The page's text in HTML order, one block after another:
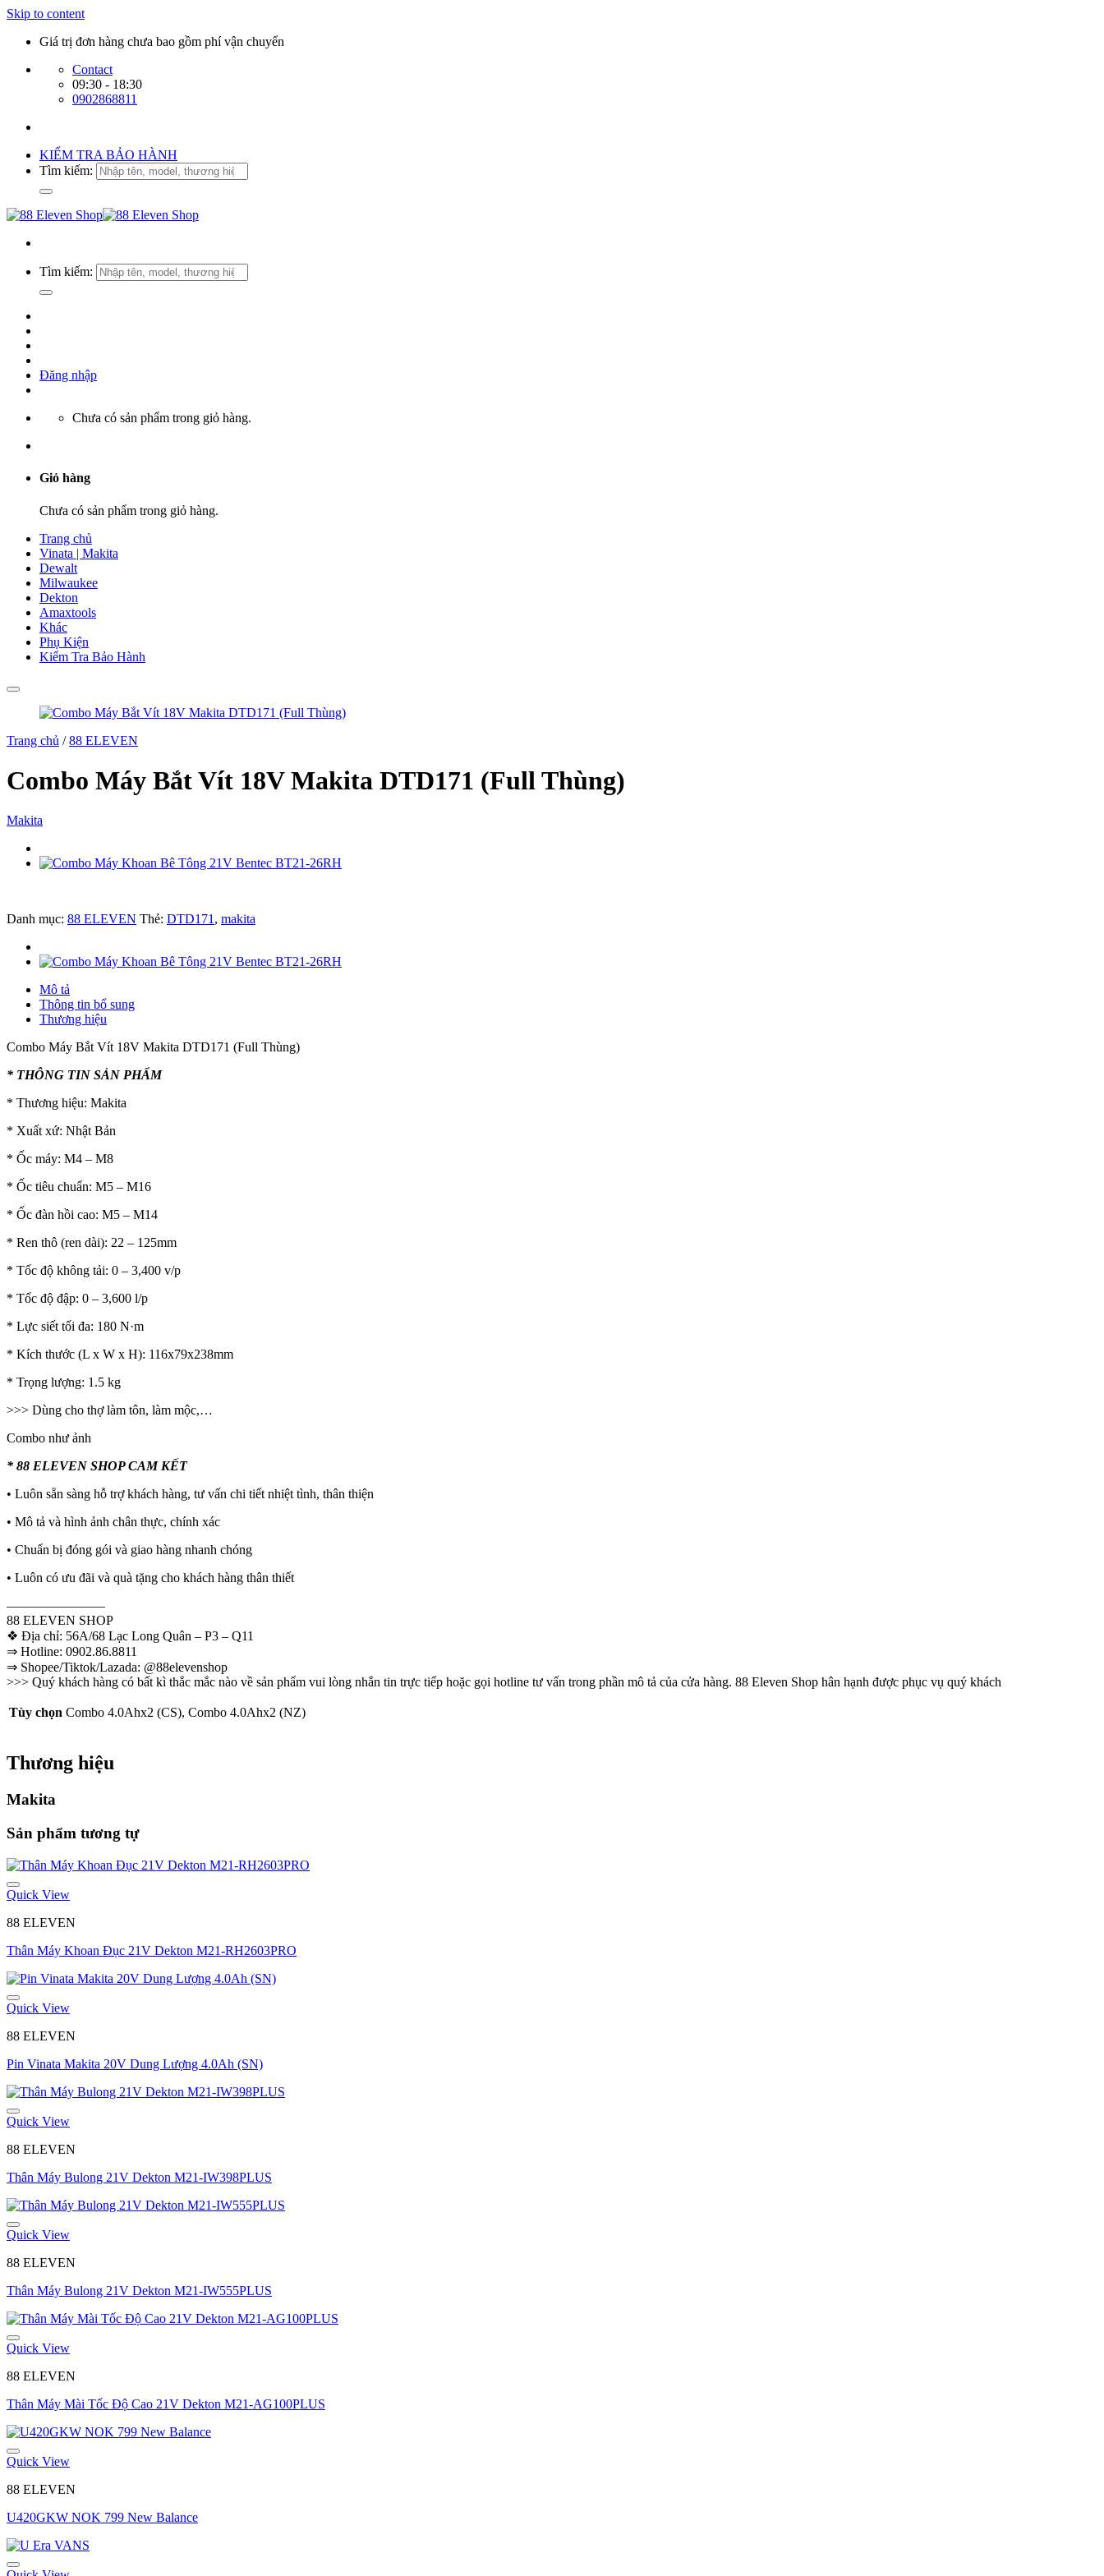
Skip to content
Giá trị đơn hàng chưa bao gồm phí vận chuyển
Contact
09:30 - 18:30
0902868811
KIỂM TRA BẢO HÀNH
Tìm kiếm:
Tìm kiếm:
Đăng nhập
Chưa có sản phẩm trong giỏ hàng.
Giỏ hàng
Chưa có sản phẩm trong giỏ hàng.
Trang chủ
Vinata | Makita
Dewalt
Milwaukee
Dekton
Amaxtools
Khác
Phụ Kiện
Kiểm Tra Bảo Hành
Trang chủ / 88 ELEVEN
Combo Máy Bắt Vít 18V Makita DTD171 (Full Thùng)
Makita
Danh mục: 88 ELEVEN Thẻ: DTD171, makita
Mô tả
Thông tin bổ sung
Thương hiệu
Combo Máy Bắt Vít 18V Makita DTD171 (Full Thùng)
* THÔNG TIN SẢN PHẨM
* Thương hiệu: Makita
* Xuất xứ: Nhật Bản
* Ốc máy: M4 – M8
* Ốc tiêu chuẩn: M5 – M16
* Ốc đàn hồi cao: M5 – M14
* Ren thô (ren dài): 22 – 125mm
* Tốc độ không tải: 0 – 3,400 v/p
* Tốc độ đập: 0 – 3,600 l/p
* Lực siết tối đa: 180 N·m
* Kích thước (L x W x H): 116x79x238mm
* Trọng lượng: 1.5 kg
>>> Dùng cho thợ làm tôn, làm mộc,…
Combo như ảnh
* 88 ELEVEN SHOP CAM KẾT
• Luôn sẵn sàng hỗ trợ khách hàng, tư vấn chi tiết nhiệt tình, thân thiện
• Mô tả và hình ảnh chân thực, chính xác
• Chuẩn bị đóng gói và giao hàng nhanh chóng
• Luôn có ưu đãi và quà tặng cho khách hàng thân thiết
———————–
88 ELEVEN SHOP
❖ Địa chỉ: 56A/68 Lạc Long Quân – P3 – Q11
⇒ Hotline: 0902.86.8811
⇒ Shopee/Tiktok/Lazada: @88elevenshop
>>> Quý khách hàng có bất kì thắc mắc nào về sản phẩm vui lòng nhắn tin trực tiếp hoặc gọi hotline tư vấn trong phần mô tả của cửa hàng. 88 Eleven Shop hân hạnh được phục vụ quý khách
Tùy chọn Combo 4.0Ahx2 (CS), Combo 4.0Ahx2 (NZ)
Thương hiệu
Makita
Sản phẩm tương tự
Quick View
88 ELEVEN
Thân Máy Khoan Đục 21V Dekton M21-RH2603PRO
Quick View
88 ELEVEN
Pin Vinata Makita 20V Dung Lượng 4.0Ah (SN)
Quick View
88 ELEVEN
Thân Máy Bulong 21V Dekton M21-IW398PLUS
Quick View
88 ELEVEN
Thân Máy Bulong 21V Dekton M21-IW555PLUS
Quick View
88 ELEVEN
Thân Máy Mài Tốc Độ Cao 21V Dekton M21-AG100PLUS
Quick View
88 ELEVEN
U420GKW NOK 799 New Balance